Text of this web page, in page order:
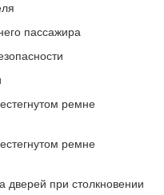
пассажира
ремне
ремне
дверей при столкновении